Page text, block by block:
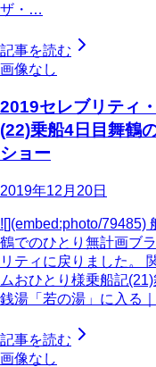
ザ・…
記事を読む
画像なし
2019セレブリティ
(22)乗船4日目舞鶴
ショー
2019年12月20日
![](embed:photo/79485)
鶴でのひとり無計画ブ
リティに戻りました。
ムおひとり様乗船記
銭湯「若の湯」に入る
記事を読む
画像なし